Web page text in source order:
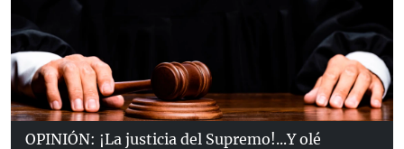
OPINIÓN: ¡La justicia del Supremo!...Y olé